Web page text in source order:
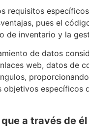
pues el
de inventario y la
de datos
web, datos de
a través de